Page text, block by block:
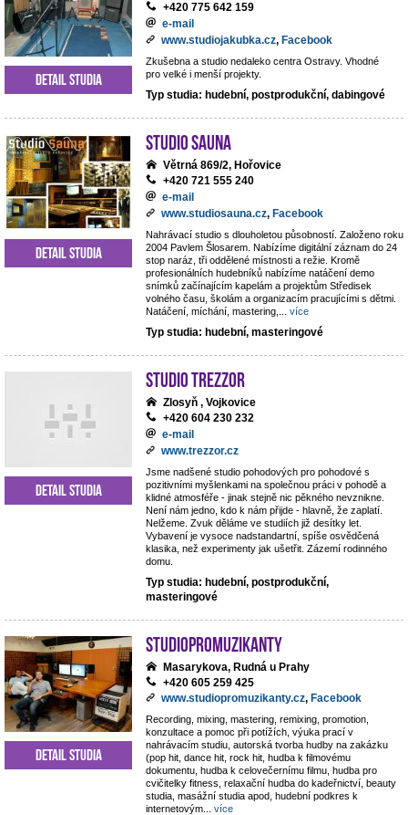
+420 775 642 159
e-mail
www.studiojakubka.cz, Facebook
Zkušebna a studio nedaleko centra Ostravy. Vhodné
pro velké i menší projekty.
Typ studia: hudební, postprodukční, dabingové
Detail studia
Studio Sauna
Větrná 869/2, Hořovice
+420 721 555 240
e-mail
www.studiosauna.cz, Facebook
Nahrávací studio s dlouholetou působností. Založeno roku
2004 Pavlem Šlosarem. Nabízíme digitální záznam do 24
stop naráz, tři oddělené místnosti a režie. Kromě
profesionálních hudebníků nabízíme natáčení demo
snímků začínajícím kapelám a projektům Středisek
volného času, školám a organizacím pracujícími s dětmi.
Natáčení, míchání, mastering,
více
Typ studia: hudební, masteringové
Detail studia
STUDIO TREZZOR
Zlosyň , Vojkovice
+420 604 230 232
e-mail
www.trezzor.cz
Jsme nadšené studio pohodových pro pohodové s
pozitivními myšlenkami na společnou práci v pohodě a
klidné atmosféře - jinak stejně nic pěkného nevznikne.
Není nám jedno, kdo k nám přijde - hlavně, že zaplatí.
Nelžeme. Zvuk děláme ve studiích již desítky let.
Vybavení je vysoce nadstandartní, spíše osvědčená
klasika, než experimenty jak ušetřit. Zázemí rodinného
domu.
Typ studia: hudební, postprodukční,
masteringové
Detail studia
StudioPROmuzikanty
Masarykova, Rudná u Prahy
+420 605 259 425
www.studiopromuzikanty.cz, Facebook
Recording, mixing, mastering, remixing, promotion,
konzultace a pomoc při potížích, výuka prací v
nahrávacím studiu, autorská tvorba hudby na zakázku
(pop hit, dance hit, rock hit, hudba k filmovému
dokumentu, hudba k celovečernímu filmu, hudba pro
cvičitelky fitness, relaxační hudba do kadeřnictví, beauty
studia, masážní studia apod, hudební podkres k
internetovým
více
Detail studia